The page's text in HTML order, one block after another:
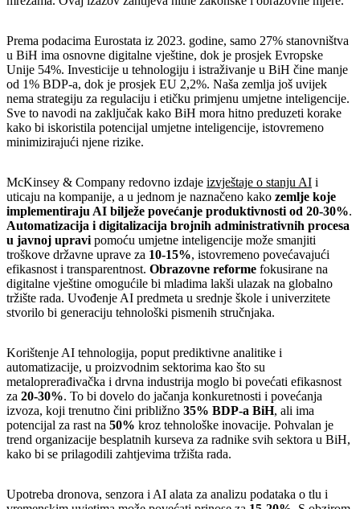
Prema podacima Eurostata iz 2023. godine, samo 27% stanovništva
u BiH ima osnovne digitalne vještine, dok je prosjek Evropske
Unije 54%. Investicije u tehnologiju i istraživanje u BiH čine manje
od 1% BDP-a, dok je prosjek EU 2,2%. Naša zemlja još uvijek
nema strategiju za regulaciju i etičku primjenu umjetne inteligencije.
Sve to navodi na zaključak kako BiH mora hitno preduzeti korake
kako bi iskoristila potencijal umjetne inteligencije, istovremeno
minimizirajući njene rizike.
McKinsey & Company redovno izdaje izvještaje o stanju AI i
uticaju na kompanije, a u jednom je naznačeno kako zemlje koje
implementiraju AI bilježe povećanje produktivnosti od 20-30%.
Automatizacija i digitalizacija brojnih administrativnih procesa
u javnoj upravi pomoću umjetne inteligencije može smanjiti
troškove državne uprave za 10-15%, istovremeno povećavajući
efikasnost i transparentnost. Obrazovne reforme fokusirane na
digitalne vještine omogućile bi mladima lakši ulazak na globalno
tržište rada. Uvođenje AI predmeta u srednje škole i univerzitete
stvorilo bi generaciju tehnološki pismenih stručnjaka.
Korištenje AI tehnologija, poput prediktivne analitike i
automatizacije, u proizvodnim sektorima kao što su
metaloprerađivačka i drvna industrija moglo bi povećati efikasnost
za 20-30%. To bi dovelo do jačanja konkuretnosti i povećanja
izvoza, koji trenutno čini približno 35% BDP-a BiH, ali ima
potencijal za rast na 50% kroz tehnološke inovacije. Pohvalan je
trend organizacije besplatnih kurseva za radnike svih sektora u BiH,
kako bi se prilagodili zahtjevima tržišta rada.
Upotreba dronova, senzora i AI alata za analizu podataka o tlu i